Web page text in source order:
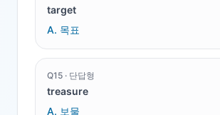
target
A. 목표
Q15 · 단답형
treasure
A. 보물